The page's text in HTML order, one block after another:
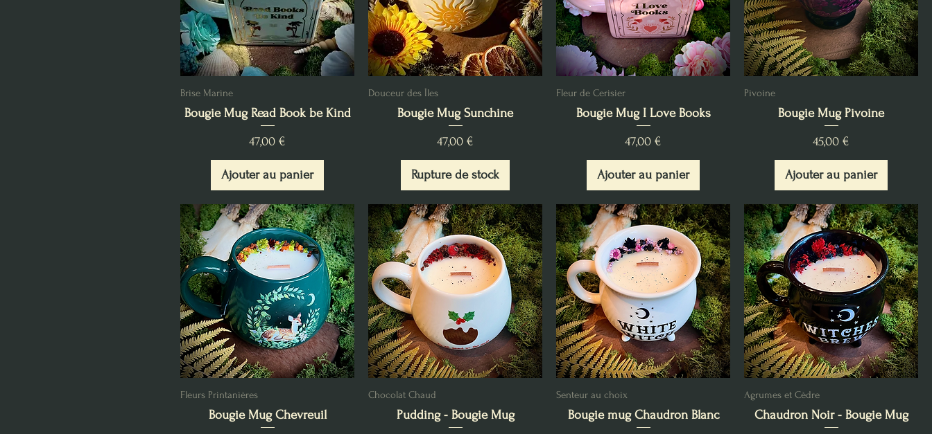
Brise Marine
Bougie Mug Read Book be Kind
Prix
47,00 €
Ajouter au panier
Douceur des Îles
Bougie Mug Sunchine
Prix
47,00 €
Rupture de stock
Fleur de Cerisier
Bougie Mug I Love Books
Prix
47,00 €
Ajouter au panier
Pivoine
Bougie Mug Pivoine
Prix
45,00 €
Ajouter au panier
Fleurs Printanières
Bougie Mug Chevreuil
Chocolat Chaud
Pudding - Bougie Mug
Senteur au choix
Bougie mug Chaudron Blanc
Agrumes et Cèdre
Chaudron Noir - Bougie Mug